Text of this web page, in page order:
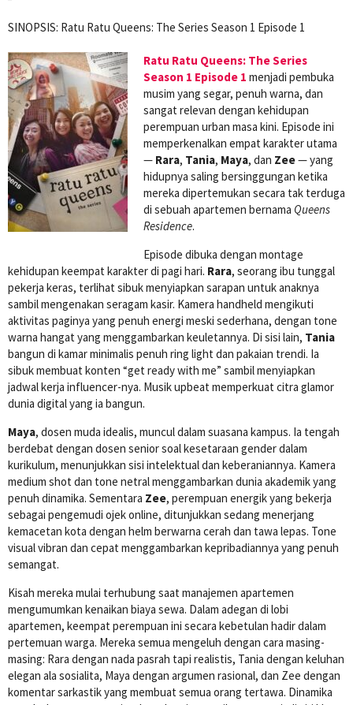
SINOPSIS: Ratu Ratu Queens: The Series Season 1 Episode 1
Ratu Ratu Queens: The Series
Season 1 Episode 1 menjadi pembuka
musim yang segar, penuh warna, dan
sangat relevan dengan kehidupan
perempuan urban masa kini. Episode ini
memperkenalkan empat karakter utama
— Rara, Tania, Maya, dan Zee— yang
hidupnya saling bersinggungan ketika
mereka dipertemukan secara tak terduga
di sebuah apartemen bernama Queens
Residence.
Episode dibuka dengan montage
kehidupan keempat karakter di pagi hari. Rara, seorang ibu tunggal
pekerja keras, terlihat sibuk menyiapkan sarapan untuk anaknya
sambil mengenakan seragam kasir. Kamera handheld mengikuti
aktivitas paginya yang penuh energi meski sederhana, dengan tone
warna hangat yang menggambarkan keuletannya. Di sisi lain, Tania
bangun di kamar minimalis penuh ring light dan pakaian trendi. Ia
sibuk membuat konten “get ready with me” sambil menyiapkan
jadwal kerja influencer-nya. Musik upbeat memperkuat citra glamor
dunia digital yang ia bangun.
Maya, dosen muda idealis, muncul dalam suasana kampus. Ia tengah
berdebat dengan dosen senior soal kesetaraan gender dalam
kurikulum, menunjukkan sisi intelektual dan keberaniannya. Kamera
medium shot dan tone netral menggambarkan dunia akademik yang
penuh dinamika. Sementara Zee, perempuan energik yang bekerja
sebagai pengemudi ojek online, ditunjukkan sedang menerjang
kemacetan kota dengan helm berwarna cerah dan tawa lepas. Tone
visual vibran dan cepat menggambarkan kepribadiannya yang penuh
semangat.
Kisah mereka mulai terhubung saat manajemen apartemen
mengumumkan kenaikan biaya sewa. Dalam adegan di lobi
apartemen, keempat perempuan ini secara kebetulan hadir dalam
pertemuan warga. Mereka semua mengeluh dengan cara masing-
masing: Rara dengan nada pasrah tapi realistis, Tania dengan keluhan
elegan ala sosialita, Maya dengan argumen rasional, dan Zee dengan
komentar sarkastik yang membuat semua orang tertawa. Dinamika